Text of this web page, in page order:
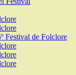
Festival de Folclore